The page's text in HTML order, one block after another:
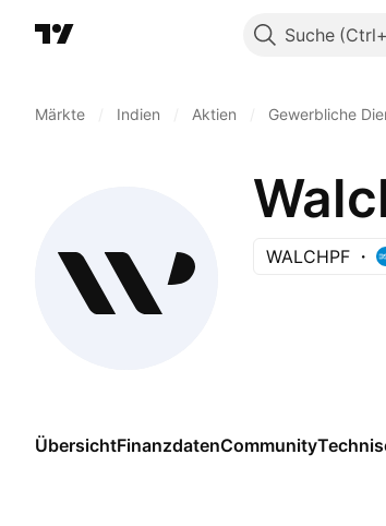
Suche
Märkte Indien Aktien Gewerbliche
WALCHPF
ÜbersichtFinanzdatenCommunity